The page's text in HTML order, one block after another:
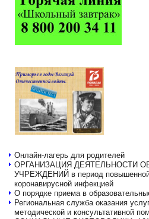
Онлайн-лагерь для родителей
ОРГАНИЗАЦИЯ ДЕЯТЕЛЬНОСТИ
УЧРЕЖДЕНИЙ в период повышенной
коронавирусной инфекцией
О порядке приема в
Региональная служба оказания
методической и консультативной